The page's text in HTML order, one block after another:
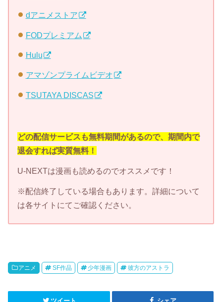
dアニメストア
FODプレミアム
Hulu
アマゾンプライムビデオ
TSUTAYA DISCAS
どの配信サービスも無料期間があるので、期間内で
退会すれば実質無料！
U-NEXTは漫画も読めるのでオススメです！
※配信終了している場合もあります。詳細について
は各サイトにてご確認ください。
アニメ SF作品 少年漫画 彼方のアストラ